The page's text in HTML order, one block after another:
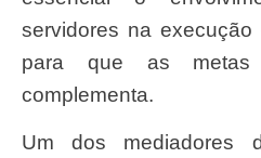
servidores na
para que as metas
complementa.
Um dos mediadores do workshop, Pedro